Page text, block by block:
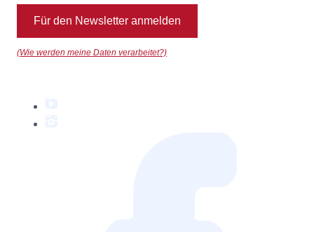
Für den Newsletter anmelden
(Wie werden meine Daten verarbeitet?)